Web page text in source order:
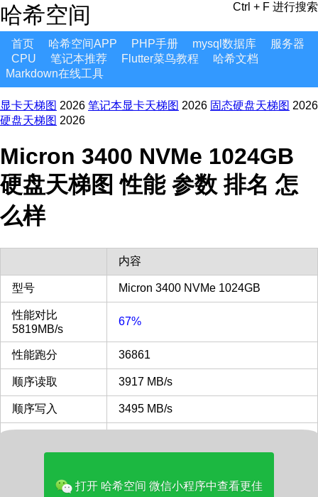
哈希空间 Ctrl + F 进行搜索
首页 哈希空间APP PHP手册 mysql数据库
服务器
CPU
笔记本推荐 Flutter菜鸟教程
哈希文档
Markdown在线工具
显卡天梯图 2026 笔记本显卡天梯图 2026 固态硬盘天梯图 2026
硬盘天梯图 2026
Micron 3400 NVMe 1024GB
硬盘天梯图 性能 参数 排名 怎
么样
内容
型号 Micron 3400 NVMe 1024GB
性能对比
5819MB/s
67%
性能跑分 36861
顺序读取 3917 MB/s
顺序写入 3495 MB/s
32KQD20
打开 哈希空间 微信小程序中查看更佳